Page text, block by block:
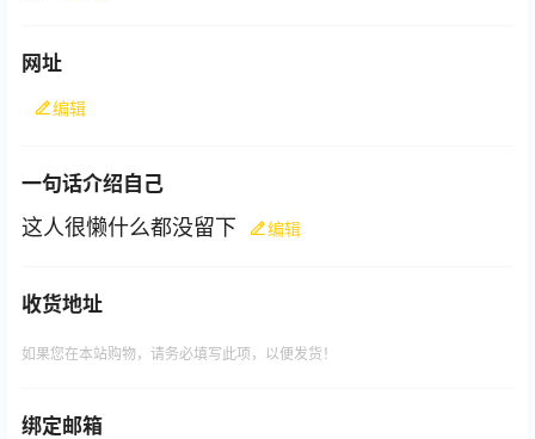
网址
编辑
一句话介绍自己
这人很懒什么都没留下 编辑
收货地址
如果您在本站购物，请务必填写此项，以便发货！
绑定邮箱